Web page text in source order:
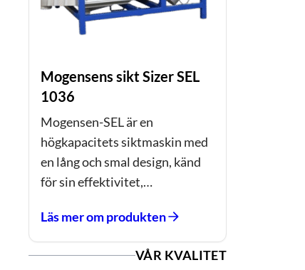
Mogensens sikt Sizer SEL
1036
Mogensen-SEL är en
högkapacitets siktmaskin med
en lång och smal design, känd
för sin effektivitet,…
Läs mer om produkten
VÅR KVALITET